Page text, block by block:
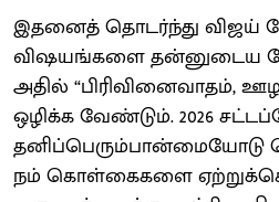
இதனைத் தொடர்ந்து விஜய்
விஷயங்களை தன்னுடைய
அதில் “பிரிவினைவாதம்,
ஒழிக்க வேண்டும். 2026
தனிப்பெரும்பான்மையோடு
நம் கொள்கைகளை